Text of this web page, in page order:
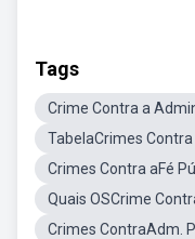
Tags
Crime Contra a
TabelaCrimes
Crimes Contra aFé
Quais OSCrime
Crimes ContraAdm.